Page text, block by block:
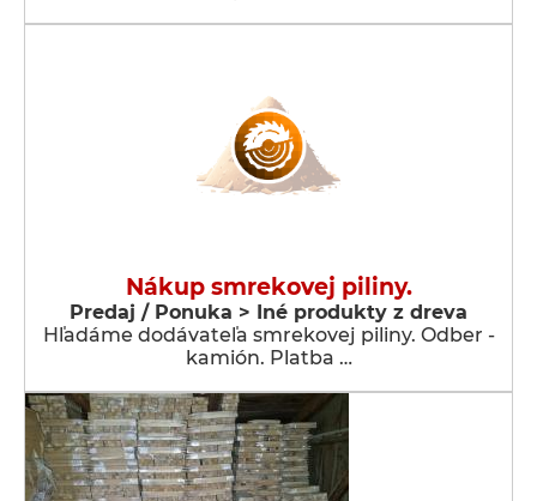
Nákup smrekovej piliny.
Predaj / Ponuka > Iné produkty z dreva
Hľadáme dodávateľa smrekovej piliny. Odber -
kamión. Platba …